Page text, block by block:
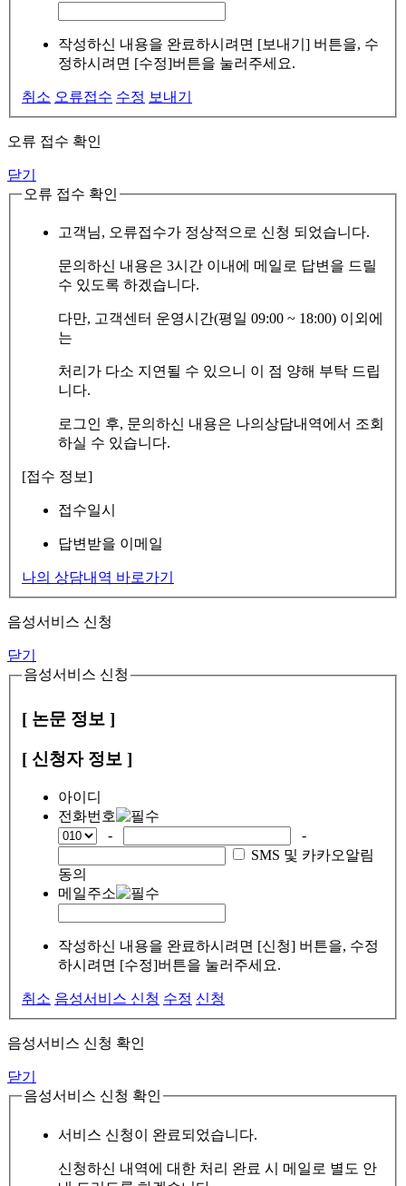
작성하신 내용을 완료하시려면 [보내기] 버튼을, 수
정하시려면 [수정]버튼을 눌러주세요.
취소 오류접수 수정 보내기
오류 접수 확인
닫기
오류 접수 확인
고객님, 오류접수가 정상적으로 신청 되었습니다.
문의하신 내용은 3시간 이내에 메일로 답변을 드릴
수 있도록 하겠습니다.
다만, 고객센터 운영시간(평일 09:00 ~ 18:00) 이외에
는
처리가 다소 지연될 수 있으니 이 점 양해 부탁 드립
니다.
로그인 후, 문의하신 내용은 나의상담내역에서 조회
하실 수 있습니다.
[접수 정보]
접수일시
답변받을 이메일
나의 상담내역 바로가기
음성서비스 신청
닫기
음성서비스 신청
[ 논문 정보 ]
[ 신청자 정보 ]
아이디
전화번호
-
-
SMS 및 카카오알림
동의
메일주소
작성하신 내용을 완료하시려면 [신청] 버튼을, 수정
하시려면 [수정]버튼을 눌러주세요.
취소 음성서비스 신청 수정 신청
음성서비스 신청 확인
닫기
음성서비스 신청 확인
서비스 신청이 완료되었습니다.
신청하신 내역에 대한 처리 완료 시 메일로 별도 안